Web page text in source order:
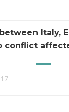
Italy,
conflict